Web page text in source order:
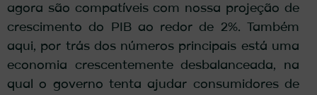
agora são compatíveis com nossa projeção de
crescimento do PIB ao redor de 2%. Também
aqui, por trás dos números principais está uma
economia crescentemente desbalanceada, na
qual o governo tenta ajudar consumidores de